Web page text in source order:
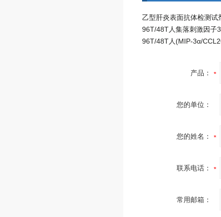
产品：
您的单位：
您的姓名：
联系电话：
常用邮箱：